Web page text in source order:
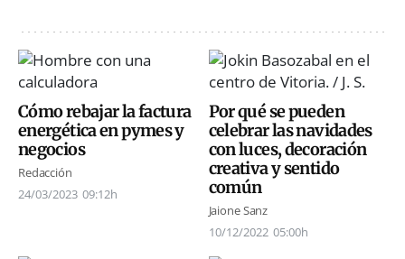
Cómo rebajar la factura
energética en pymes y
negocios
Redacción
24/03/2023 09:12h
Por qué se pueden
celebrar las navidades
con luces, decoración
creativa y sentido
común
Jaione Sanz
10/12/2022 05:00h